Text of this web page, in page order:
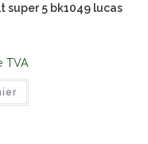
super 5 bk1049 lucas
TVA